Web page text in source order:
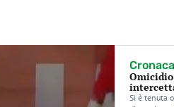
Cronaca
Si è tenuta